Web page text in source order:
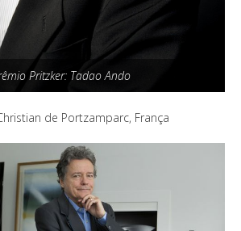
Pritzker: Tadao Ando
de Portzamparc, França